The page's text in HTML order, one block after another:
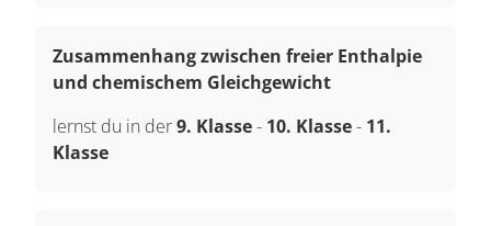
Zusammenhang zwischen freier Enthalpie
und chemischem Gleichgewicht
lernst du in der9. Klasse- 10. Klasse- 11.
Klasse